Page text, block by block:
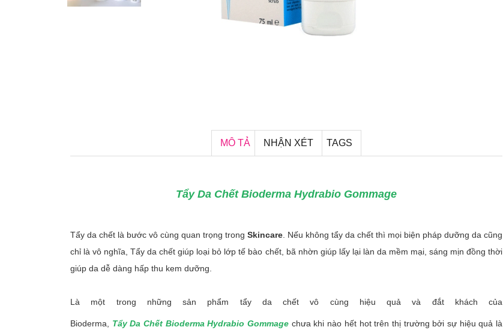
MÔ TẢ NHẬN XÉT TAGS
Tẩy Da Chết Bioderma Hydrabio Gommage
Tẩy da chết là bước vô cùng quan trọng trong Skincare . Nếu không tẩy da chết thì mọi biện pháp dưỡng da cũng
chỉ là vô nghĩa, Tẩy da chết giúp loại bỏ lớp tế bào chết, bã nhờn giúp lấy lại làn da mềm mại, sáng mịn đồng thời
giúp da dễ dàng hấp thu kem dưỡng.
Là một trong những sản phẩm tẩy da chết vô cùng hiệu quả và đắt khách của
Bioderma, Tẩy Da Chết Bioderma Hydrabio Gommage chưa khi nào hết hot trên thị trường bởi sự hiệu quả là